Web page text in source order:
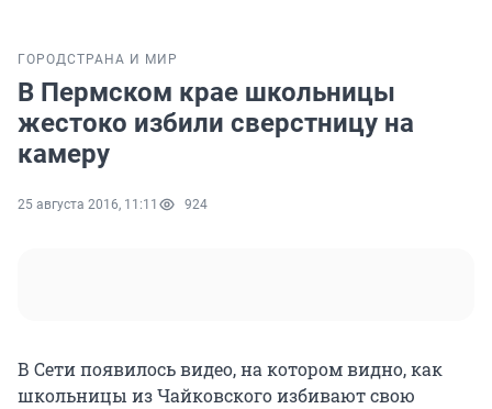
ГОРОДСТРАНА И МИР
В Пермском крае школьницы
жестоко избили сверстницу на
камеру
25 августа 2016, 11:11 924
В Сети появилось видео, на котором видно, как
школьницы из Чайковского избивают свою